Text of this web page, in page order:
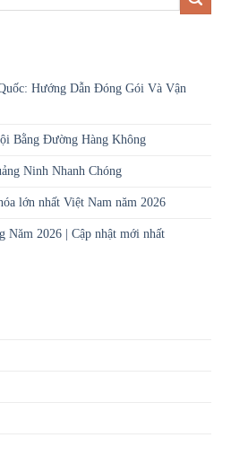
Hướng Dẫn Đóng Gói Và Vận
Bằng Đường Hàng Không
Ninh Nhanh Chóng
lớn nhất Việt Nam năm 2026
Năm 2026 | Cập nhật mới nhất